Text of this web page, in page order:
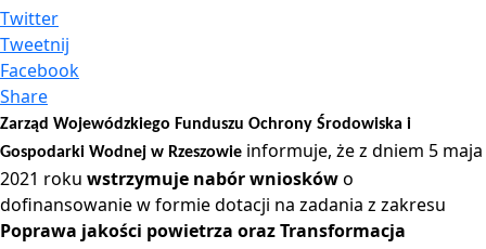
Twitter
Tweetnij
Facebook
Share
Zarząd Wojewódzkiego Funduszu Ochrony Środowiska i
Gospodarki Wodnej w Rzeszowie informuje, że z dniem 5 maja
2021 roku wstrzymuje nabór wnioskówo
dofinansowanie w formie dotacji na zadania z zakresu
Poprawa jakości powietrza oraz Transformacja